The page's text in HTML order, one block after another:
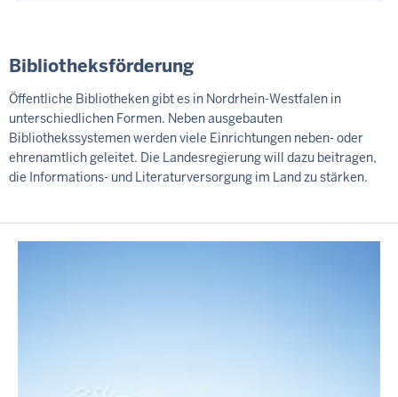
Bibliotheksförderung
Öffentliche Bibliotheken gibt es in Nordrhein-Westfalen in
unterschiedlichen Formen. Neben ausgebauten
Bibliothekssystemen werden viele Einrichtungen neben- oder
ehrenamtlich geleitet. Die Landesregierung will dazu beitragen,
die Informations- und Literaturversorgung im Land zu stärken.